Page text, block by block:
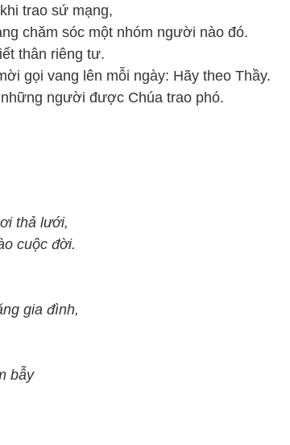
trao sứ mạng,
chăm sóc một nhóm người nào đó.
thân riêng tư.
gọi vang lên mỗi ngày: Hãy theo Thầy.
người được Chúa trao phó.
thả lưới,
cuộc đời.
gia đình,
bẫy